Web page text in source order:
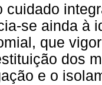
cuidado
se ainda à
que
dos
e o